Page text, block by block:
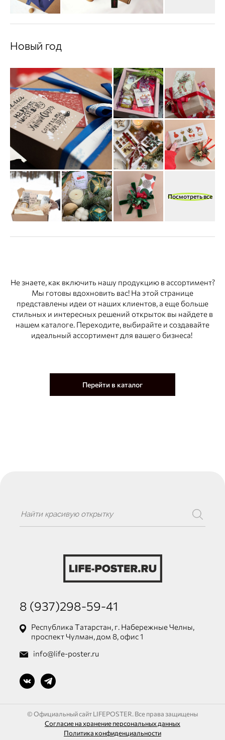
Новый год
Посмотреть все
Не знаете, как включить нашу продукцию в ассортимент?
Мы готовы вдохновить вас! На этой странице
представлены идеи от наших клиентов, а еще больше
стильных и интересных решений открыток вы найдете в
нашем каталоге. Переходите, выбирайте и создавайте
идеальный ассортимент для вашего бизнеса!
Перейти в каталог
8 (937)298-59-41
Республика Татарстан, г. Набережные Челны,
проспект Чулман, дом 8, офис 1
info@life-poster.ru
© Официальный сайт LIFEPOSTER. Все права защищены
Согласие на хранение персональных данных
Политика конфиденциальности